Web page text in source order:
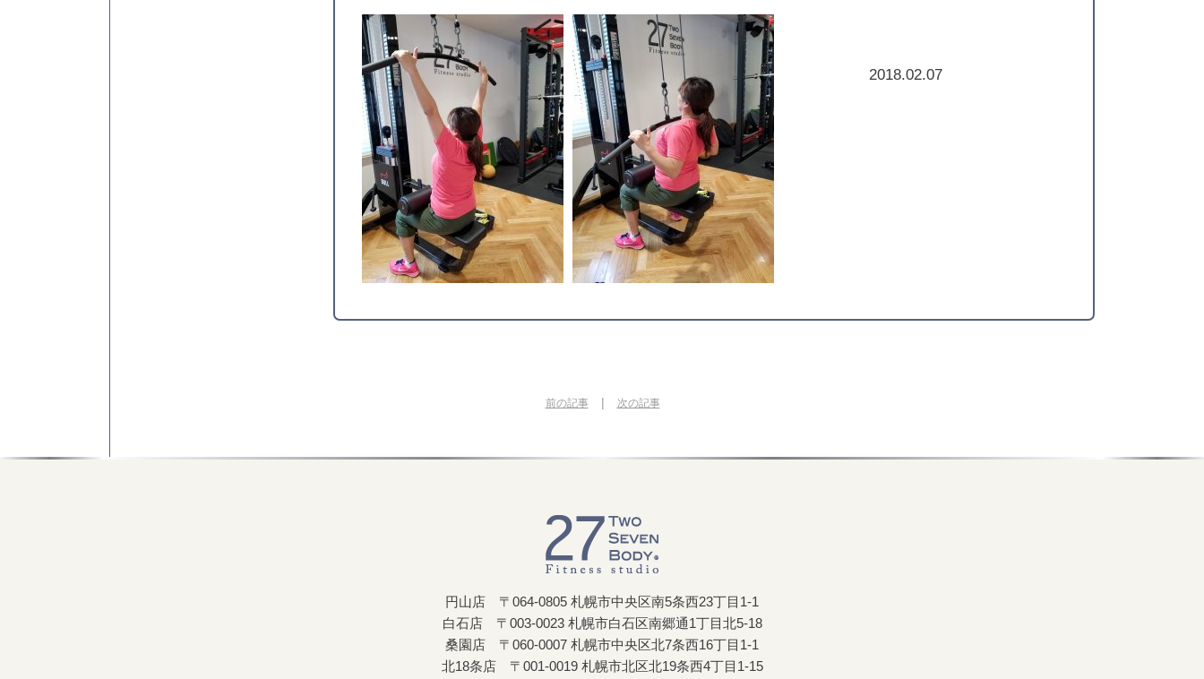
2018.02.07
前の記事| 次の記事
円山店 〒064-0805 札幌市中央区南5条西23丁目1-1
白石店 〒003-0023 札幌市白石区南郷通1丁目北5-18
桑園店 〒060-0007 札幌市中央区北7条西16丁目1-1
北18条店 〒001-0019 札幌市北区北19条西4丁目1-15